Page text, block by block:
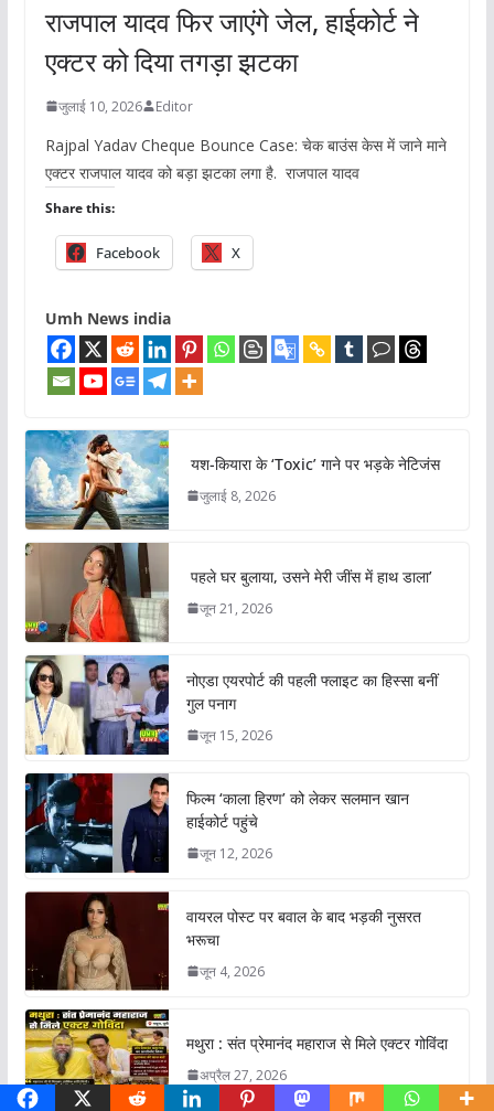
राजपाल यादव फिर जाएंगे जेल, हाईकोर्ट ने
एक्टर को दिया तगड़ा झटका
जुलाई 10, 2026 Editor
Rajpal Yadav Cheque Bounce Case: चेक बाउंस केस में जाने माने
एक्टर राजपाल यादव को बड़ा झटका लगा है. राजपाल यादव
Share this:
Facebook X
Umh News india
यश-कियारा के ‘Toxic’ गाने पर भड़के नेटिजंस
जुलाई 8, 2026
पहले घर बुलाया, उसने मेरी जींस में हाथ डाला’
जून 21, 2026
नोएडा एयरपोर्ट की पहली फ्लाइट का हिस्सा बनीं
गुल पनाग
जून 15, 2026
फिल्म ‘काला हिरण’ को लेकर सलमान खान
हाईकोर्ट पहुंचे
जून 12, 2026
वायरल पोस्ट पर बवाल के बाद भड़की नुसरत
भरूचा
जून 4, 2026
मथुरा : संत प्रेमानंद महाराज से मिले एक्टर गोविंदा
अप्रैल 27, 2026